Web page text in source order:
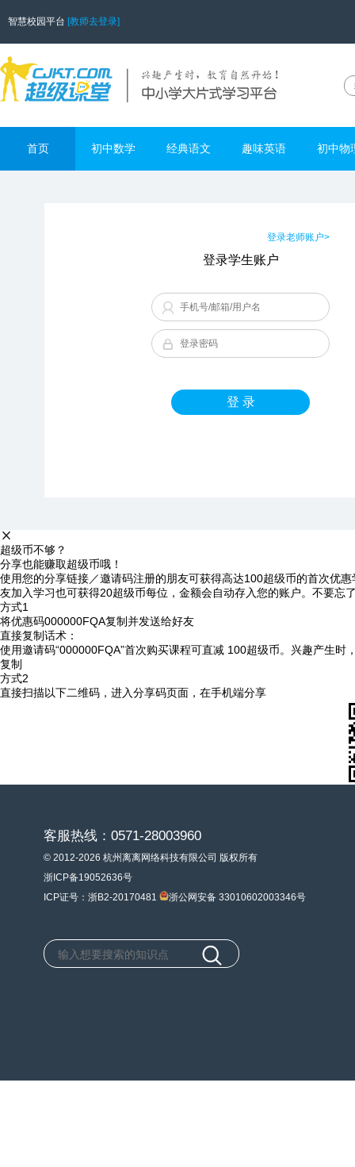
智慧校园平台 [教师去登录]
首页 初中数学 经典语文 趣味英语 初中物
登录老师账户>
登录学生账户
登 录
超级币不够？
分享也能赚取超级币哦！
使用您的分享链接／邀请码注册的朋友可获得高达100超级币的首次优
友加入学习也可获得20超级币每位，金额会自动存入您的账户。不要忘
方式1
将优惠码000000FQA复制并发送给好友
直接复制话术：
使用邀请码“000000FQA”首次购买课程可直减 100超级币。兴趣产生时
复制
方式2
直接扫描以下二维码，进入分享码页面，在手机端分享
客服热线：0571-28003960
© 2012-2026 杭州离离网络科技有限公司 版权所有
浙ICP备19052636号
ICP证号：浙B2-20170481
浙公网安备 33010602003346号